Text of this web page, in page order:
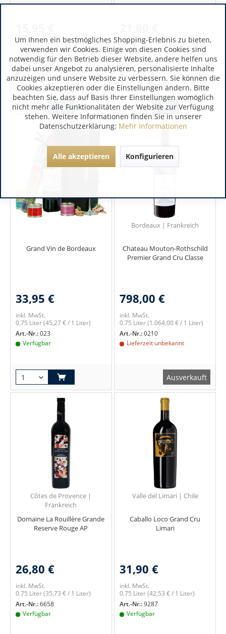
inkl. MwSt.
0.75 Liter(21,27 € / 1 Liter)
Art.-Nr.:9254
Verfügbar
inkl. MwSt.
0.75 Liter(29,07 € / 1 Liter)
Art.-Nr.:6887
Verfügbar
Grand Vin de Bordeaux
33,95 €
inkl. MwSt.
0.75 Liter(45,27 € / 1 Liter)
Art.-Nr.:023
Verfügbar
Bordeaux | Frankreich
Chateau Mouton-Rothschild
Premier Grand Cru Classe
798,00 €
inkl. MwSt.
0.75 Liter(1.064,00 € / 1 Liter)
Art.-Nr.:0210
Lieferzeit unbekannt
Ausverkauft
Côtes de Provence |
Frankreich
Domaine La Rouillère Grande
Reserve Rouge AP
26,80 €
inkl. MwSt.
0.75 Liter(35,73 € / 1 Liter)
Art.-Nr.:6658
Verfügbar
Valle del Limari | Chile
Caballo Loco Grand Cru
Limari
31,90 €
inkl. MwSt.
0.75 Liter(42,53 € / 1 Liter)
Art.-Nr.:9287
Verfügbar
Um Ihnen ein bestmögliches Shopping-Erlebnis zu bieten,
verwenden wir Cookies. Einige von diesen Cookies sind
notwendig für den Betrieb dieser Website, andere helfen uns
dabei unser Angebot zu analysieren, personalisierte Inhalte
anzuzeigen und unsere Website zu verbessern. Sie können die
Cookies akzeptieren oder die Einstellungen ändern. Bitte
beachten Sie, dass auf Basis Ihrer Einstellungen womöglich
nicht mehr alle Funktionalitäten der Website zur Verfügung
stehen. Weitere Informationen finden Sie in unserer
Datenschutzerklärung: Mehr Informationen
Alle akzeptieren Konfigurieren